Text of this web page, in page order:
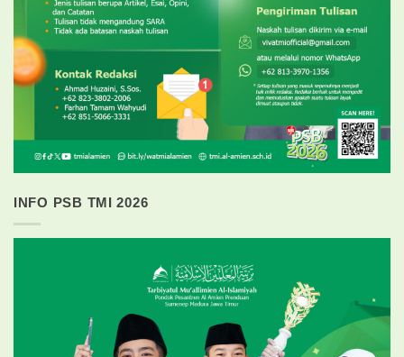
INFO PSB TMI 2026